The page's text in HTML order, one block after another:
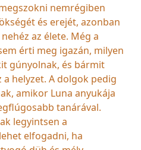
nemrégiben
és erejét, azonban
az élete. Még a
érti meg igazán, milyen
gúnyolnak, és bármit
a helyzet. A dolgok pedig
amikor Luna anyukája
tanárával.
legyintsen a
elfogadni, ha